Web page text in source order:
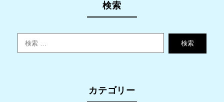
検索
検索
カテゴリー